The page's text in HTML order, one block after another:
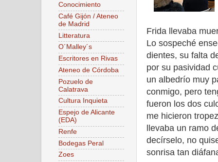
Frida llevaba
Lo sospeché
dientes, su falta
por su pasividad
un albedrío muy
conmigo, pero
fueron los dos
me hicieron
llevaba un ramo
decírselo, no
sonrisa tan
Conocimiento
Café Gijón / Ateneo
de Madrid
Litteratura
O´Malley´s
Escritores en Rivas
Ateneo de Córdoba
Pozuelo de
Calatrava
Cultura Inquieta
Espejo de Alicante
(EDA)
Renfe
Bodegas Peral
Zoes